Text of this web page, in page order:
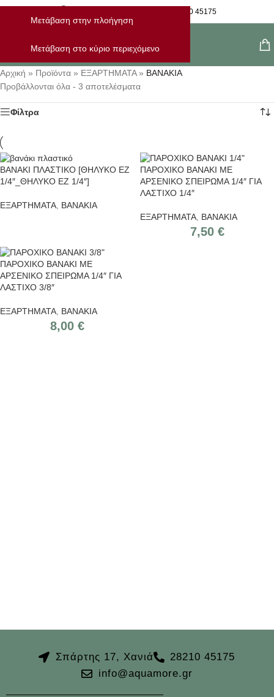
Μετάβαση στην πλοήγηση
Μετάβαση στο κύριο περιεχόμενο
28210 45175
Μενού
Αρχική » Προϊόντα » ΕΞΑΡΤΗΜΑΤΑ» ΒΑΝΑΚΙΑ
Προβάλλονται όλα - 3 αποτελέσματα
Φίλτρα
ΒΑΝΑΚΙ ΠΛΑΣΤΙΚΟ [ΘΗΛΥΚΟ EZ
1/4″_ΘΗΛΥΚΟ EZ 1/4″]
ΕΞΑΡΤΗΜΑΤΑ ΒΑΝΑΚΙΑ
ΠΑΡΟΧΙΚΟ ΒΑΝΑΚΙ ΜΕ
ΑΡΣΕΝΙΚΟ ΣΠΕΙΡΩΜΑ 1/4″ ΓΙΑ
ΛΑΣΤΙΧΟ 1/4″
ΕΞΑΡΤΗΜΑΤΑ ΒΑΝΑΚΙΑ
7,50 €
ΠΑΡΟΧΙΚΟ ΒΑΝΑΚΙ ΜΕ
ΑΡΣΕΝΙΚΟ ΣΠΕΙΡΩΜΑ 1/4″ ΓΙΑ
ΛΑΣΤΙΧΟ 3/8″
ΕΞΑΡΤΗΜΑΤΑ ΒΑΝΑΚΙΑ
8,00 €
Σπάρτης 17, Χανιά
28210 45175
info@aquamore.gr